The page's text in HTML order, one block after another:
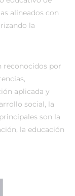
alineados con
la
reconocidos por
aplicada y
social, la
son la
la educación